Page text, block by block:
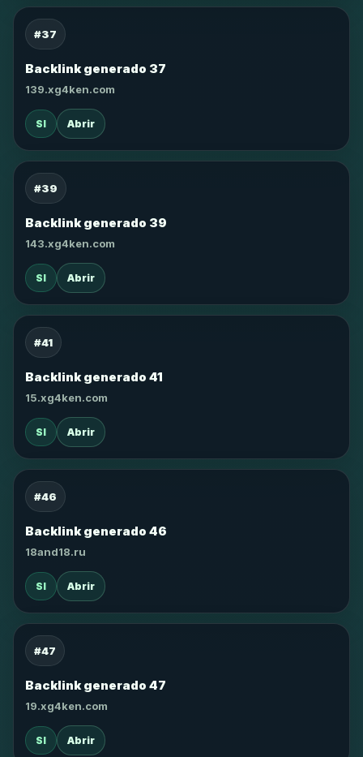
#37
Backlink generado 37
139.xg4ken.com
SI Abrir
#39
Backlink generado 39
143.xg4ken.com
SI Abrir
#41
Backlink generado 41
15.xg4ken.com
SI Abrir
#46
Backlink generado 46
18and18.ru
SI Abrir
#47
Backlink generado 47
19.xg4ken.com
SI Abrir